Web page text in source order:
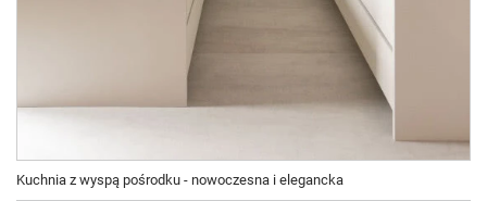
Kuchnia z wyspą pośrodku - nowoczesna i elegancka